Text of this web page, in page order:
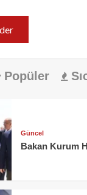
Popüler
Güncel
Bakan Kurum